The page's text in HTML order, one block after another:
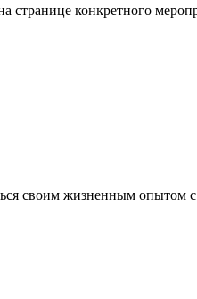
странице конкретного
своим жизненным опытом